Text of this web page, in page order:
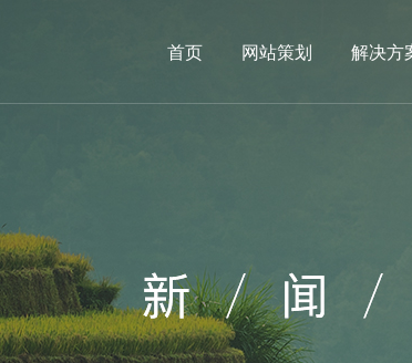
首页 网站策划 解决方
制
高端网站建设
小程序开发
微信定制